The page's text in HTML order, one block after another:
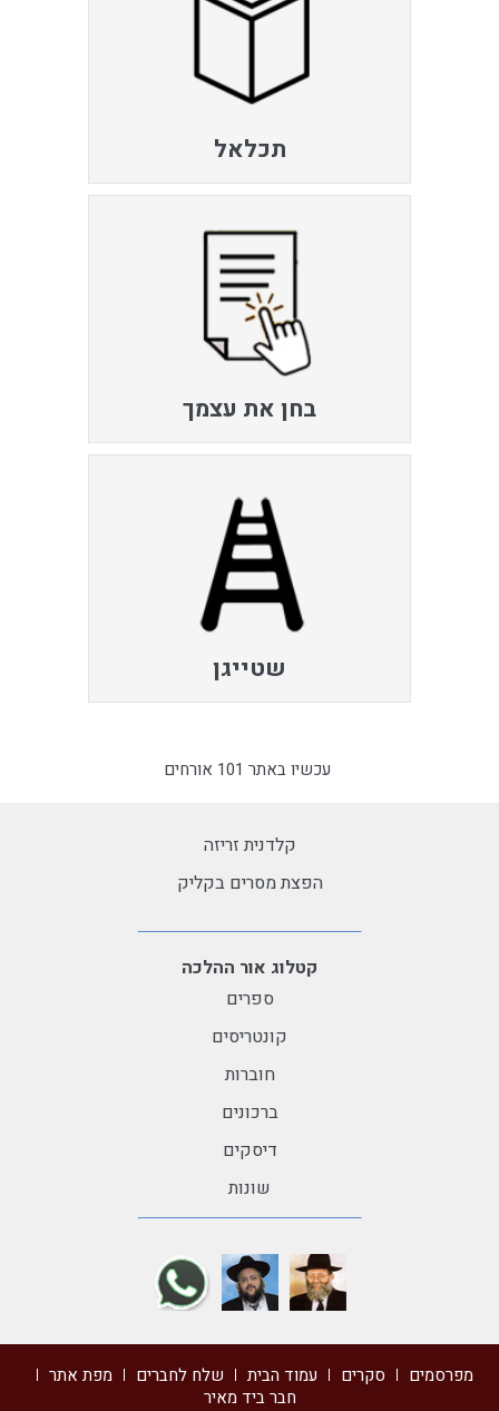
תכלאל
בחן את עצמך
שטייגן
עכשיו באתר 101 אורחים
קלדנית זריזה
הפצת מסרים בקליק
קטלוג אור ההלכה
ספרים
קונטריסים
חוברות
ברכונים
דיסקים
שונות
מפרסמים סקרים עמוד הבית שלח לחברים
מפת אתר
חבר ביד מאיר